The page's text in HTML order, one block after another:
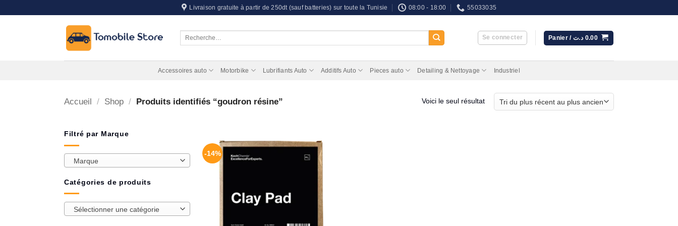
au
Livraison gratuite à partir de 250dt (sauf batteries) sur toute la Tunisie 08:00 - 18:00 55033035
Se connecter Panier / 0.00 د.ت
Accessoires auto Motorbike Lubrifiants Auto Additifs Auto Pieces auto Detailing & Nettoyage Industriel
Accueil / Shop / Produits identifiés “goudron résine” Voici le seul résultat
Filtré par Marque
Marque
Catégories de produits
Sélectionner une catégorie
-14%